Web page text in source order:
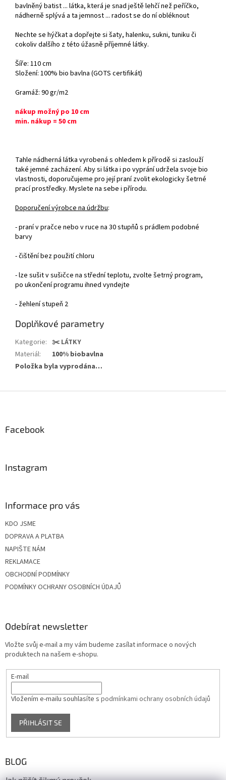
bavlněný batist ... látka, která je snad ještě lehčí než peříčko,
nádherně splývá a ta jemnost ... radost se do ní obléknout
Nechte se hýčkat a dopřejte si šaty, halenku, sukni, tuniku či
cokoliv dalšího z této úžasně příjemné látky.
Šíře: 110 cm
Složení: 100% bio bavlna (GOTS certifikát)
Gramáž: 90 gr/m2
nákup možný po 10 cm
min. nákup = 50 cm
Tahle nádherná látka vyrobená s ohledem k přírodě si zaslouží
také jemné zacházení. Aby si látka i po vyprání udržela svoje bio
vlastnosti, doporučujeme pro její praní zvolit ekologicky šetrné
prací prostředky. Myslete na sebe i přírodu.
Doporučení výrobce na údržbu:
- praní v pračce nebo v ruce na 30 stupňů s prádlem podobné
barvy
- čištění bez použití chloru
- lze sušit v sušičce na střední teplotu, zvolte šetrný program,
po ukončení programu ihned vyndejte
- žehlení stupeň 2
Doplňkové parametry
Kategorie: ✂️ LÁTKY
Materiál:
100% biobavlna
Položka byla vyprodána…
Facebook
Instagram
Informace pro vás
KDO JSME
DOPRAVA A PLATBA
NAPIŠTE NÁM
REKLAMACE
OBCHODNÍ PODMÍNKY
PODMÍNKY OCHRANY OSOBNÍCH ÚDAJŮ
Odebírat newsletter
Vložte svůj e-mail a my vám budeme zasílat informace o nových
produktech na našem e-shopu.
E-mail
Vložením e-mailu souhlasíte s podmínkami ochrany osobních údajů
PŘIHLÁSIT SE
BLOG